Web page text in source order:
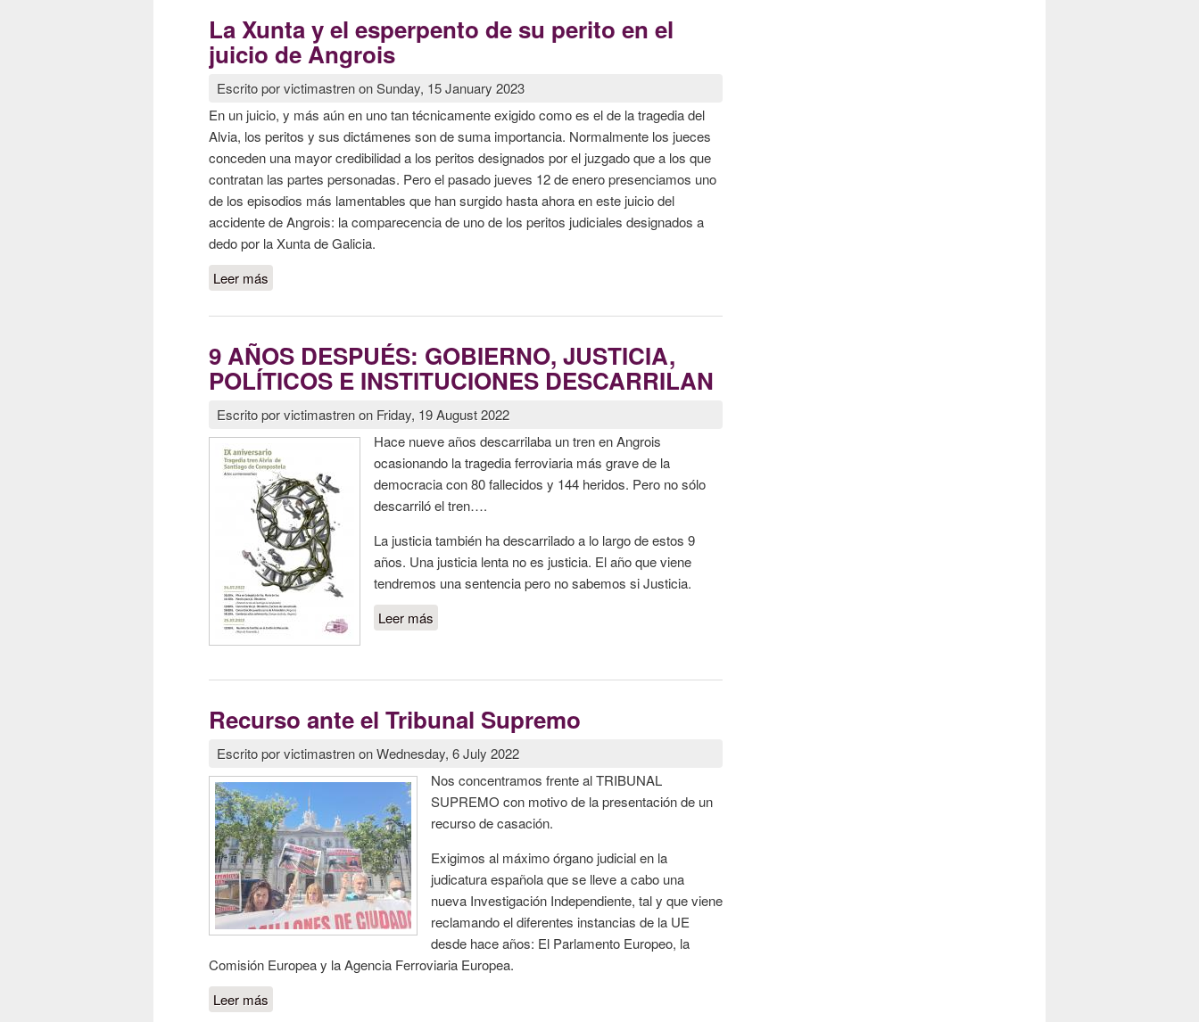
La Xunta y el esperpento de su perito en el
juicio de Angrois
Escrito porvictimastrenonSunday, 15 January 2023
En un juicio, y más aún en uno tan técnicamente exigido como es el de la tragedia del
Alvia, los peritos y sus dictámenes son de suma importancia. Normalmente los jueces
conceden una mayor credibilidad a los peritos designados por el juzgado que a los que
contratan las partes personadas. Pero el pasado jueves 12 de enero presenciamos uno
de los episodios más lamentables que han surgido hasta ahora en este juicio del
accidente de Angrois: la comparecencia de uno de los peritos judiciales designados a
dedo por la Xunta de Galicia.
Leer más
9 AÑOS DESPUÉS: GOBIERNO, JUSTICIA,
POLÍTICOS E INSTITUCIONES DESCARRILAN
Escrito porvictimastrenon Friday, 19 August 2022
Hace nueve años descarrilaba un tren en Angrois
ocasionando la tragedia ferroviaria más grave de la
democracia con 80 fallecidos y 144 heridos. Pero no sólo
descarriló el tren….
La justicia también ha descarrilado a lo largo de estos 9
años. Una justicia lenta no es justicia. El año que viene
tendremos una sentencia pero no sabemos si Justicia.
Leer más
Recurso ante el Tribunal Supremo
Escrito porvictimastrenonWednesday, 6 July 2022
Nos concentramos frente al TRIBUNAL
SUPREMO con motivo de la presentación de un
recurso de casación.
Exigimos al máximo órgano judicial en la
judicatura española que se lleve a cabo una
nueva Investigación Independiente, tal y que viene
reclamando el diferentes instancias de la UE
desde hace años: El Parlamento Europeo, la
Comisión Europea y la Agencia Ferroviaria Europea.
Leer más